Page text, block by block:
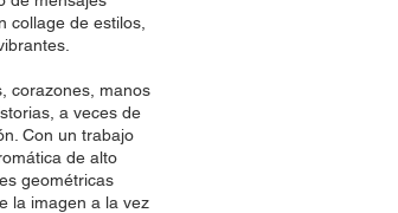
collage de estilos,
corazones, manos
a veces de
Con un trabajo
de alto
geométricas
la imagen a la vez